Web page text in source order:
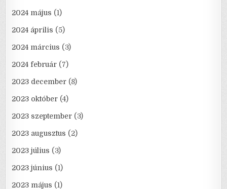
2024 május (1)
2024 április (5)
2024 március (3)
2024 február (7)
2023 december (8)
2023 október (4)
2023 szeptember (3)
2023 augusztus (2)
2023 július (3)
2023 június (1)
2023 május (1)